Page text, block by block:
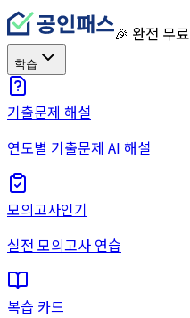
🎉 완전 무료
학습
기출문제 해설
연도별 기출문제 AI 해설
모의고사인기
실전 모의고사 연습
복습 카드